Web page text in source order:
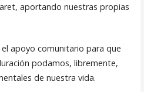
aportando nuestras propias
apoyo comunitario para que
podamos, libremente,
de nuestra vida.